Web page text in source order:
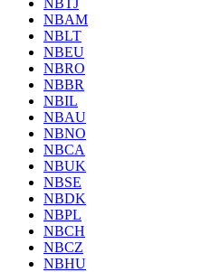
NBTJ
NBAM
NBLT
NBEU
NBRO
NBBR
NBIL
NBAU
NBNO
NBCA
NBUK
NBSE
NBDK
NBPL
NBCH
NBCZ
NBHU